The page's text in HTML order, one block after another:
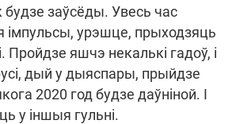
будзе заўсёды. Увесь час
імпульсы, урэшце, прыходзяць
Пройдзе яшчэ некалькі гадоў, і
дый у дыяспары, прыйдзе
2020 год будзе даўніной. І
у іншыя гульні.